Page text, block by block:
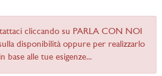
cliccando su PARLA CON NOI
disponibilità oppure per realizzarlo
base alle tue esigenze...